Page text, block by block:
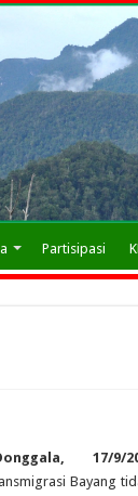
Partisipasi
17/9/
Bayang